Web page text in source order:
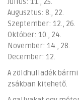
Augusztus: 8., 22.
Szeptember: 12., 26.
Október: 10., 24.
November: 14., 28.
December: 12.
A zöldhulladék
zsákban kitehető.